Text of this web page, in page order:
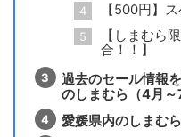
【500円】
【しまむら
合！！】
過去のセール情報
のしまむら（4月
愛媛県内のしまむ